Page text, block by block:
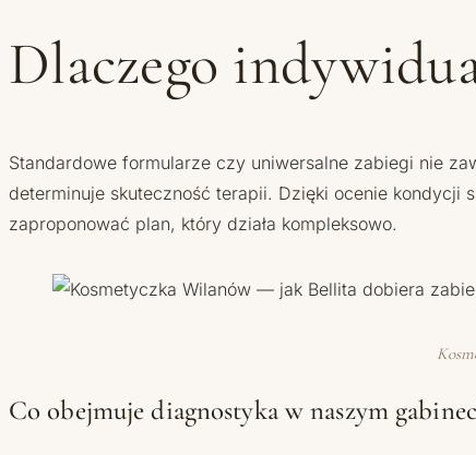
Dlaczego
Standardowe formularze czy uniwersalne zabiegi nie
determinuje skuteczność terapii. Dzięki ocenie kondycji
zaproponować plan, który działa kompleksowo.
Co obejmuje diagnostyka w naszym